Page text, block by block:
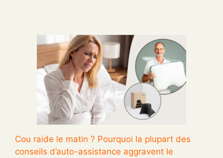
Cou raide le matin ? Pourquoi la plupart des
conseils d’auto-assistance aggravent le